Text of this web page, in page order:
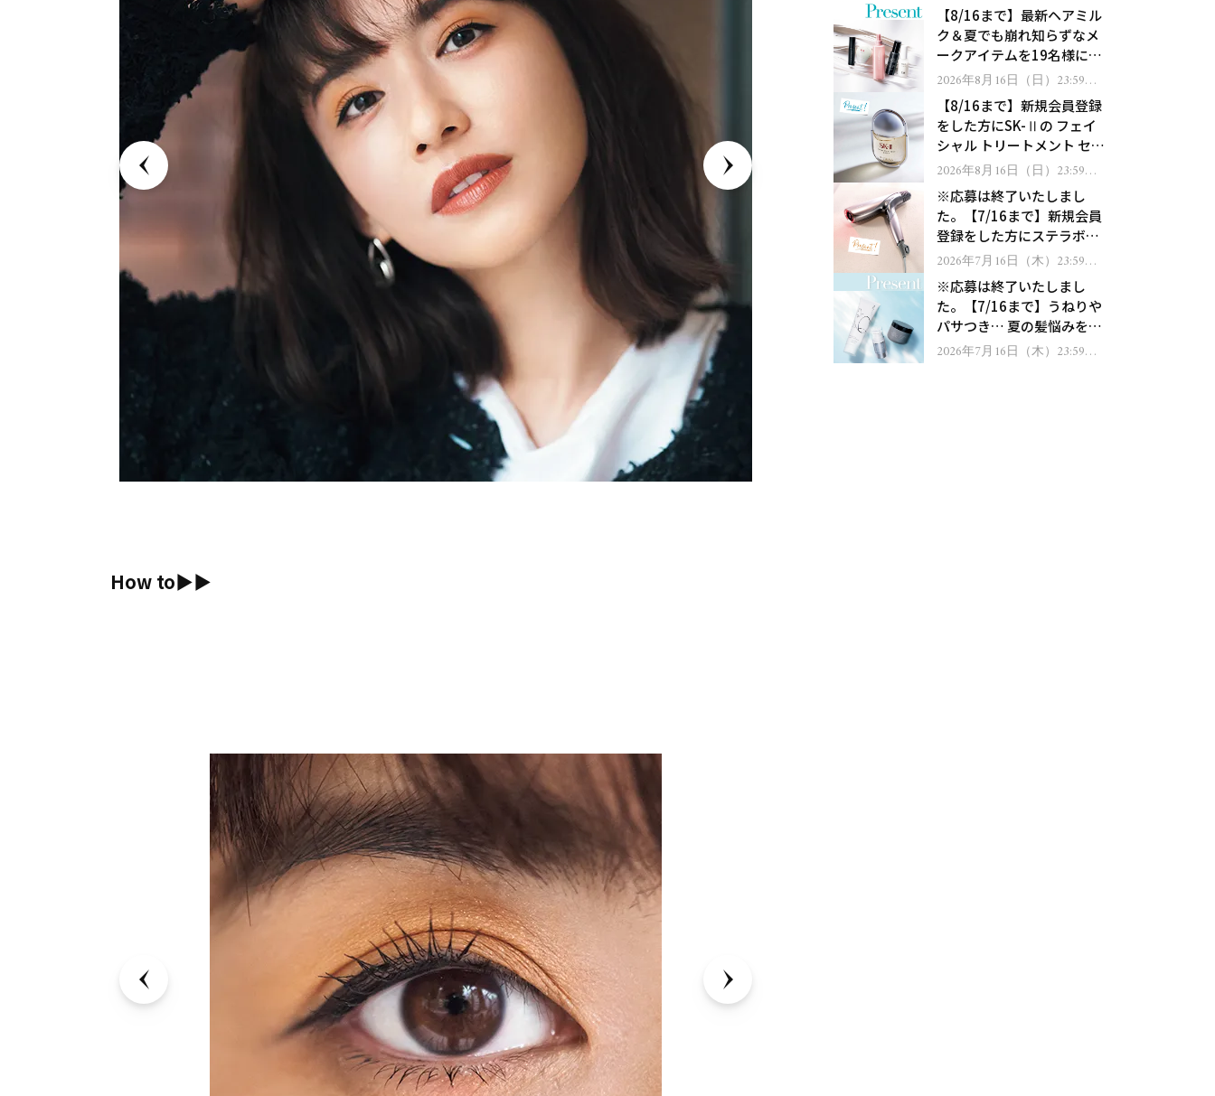
How to▶︎▶︎
処！
【8/16まで】最新ヘアミル
ク＆夏でも崩れ知らずなメ
ークアイテムを19名様にプ
レゼント！
2026年8月16日（日）23:59ま
で【8/16まで】新規会員登録
をした方にSK-Ⅱの フェイ
シャル トリートメント セラ
ムをプレゼント！
2026年8月16日（日）23:59ま
※応募は終了いたしまし
た。【7/16まで】新規会員
登録をした方にステラボー
テのシャインリバース ヘア
ゼント！
2026年7月16日（木）23:59ま
※応募は終了いたしまし
た。【7/16まで】うねりや
パサつき… 夏の髪悩みを解
消するヘアケアアイテムを
2026年7月16日（木）23:59ま